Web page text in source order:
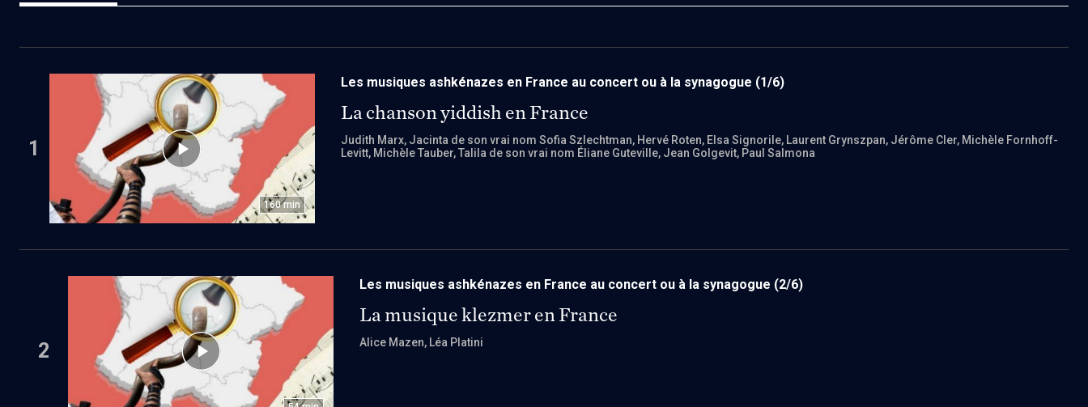
1
160 min
Les musiques ashkénazes en France au concert ou à la synagogue (1/6)
La chanson yiddish en France
Judith Marx, Jacinta de son vrai nom Sofia Szlechtman, Hervé Roten, Elsa Signorile, Laurent Grynszpan, Jérôme Cler, Michèle Fornhoff-
Levitt, Michèle Tauber, Talila de son vrai nom Éliane Guteville, Jean Golgevit, Paul Salmona
2
Les musiques ashkénazes en France au concert ou à la synagogue (2/6)
La musique klezmer en France
Alice Mazen, Léa Platini